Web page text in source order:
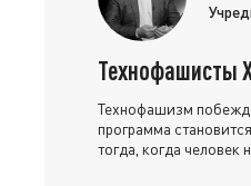
Технофашисты
Технофашизм
программа
тогда, когда человек